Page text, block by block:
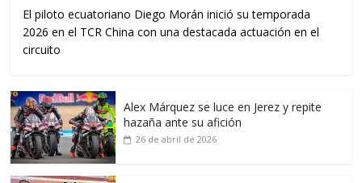
El piloto ecuatoriano Diego Morán inició su temporada
2026 en el TCR China con una destacada actuación en el
circuito
Alex Márquez se luce en Jerez y repite
hazaña ante su afición
26 de abril de 2026